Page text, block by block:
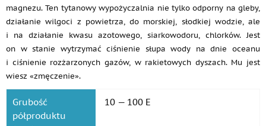
magnezu. Ten tytanowy wypożyczalnia nie tylko odporny na gleby,
działanie wilgoci z powietrza, do morskiej, słodkiej wodzie, ale
i na działanie kwasu azotowego, siarkowodoru, chlorków. Jest
on w stanie wytrzymać ciśnienie słupa wody na dnie oceanu
i ciśnienie rozżarzonych gazów, w rakietowych dyszach. Mu jest
wiesz «zmęczenie».
Grubość
półproduktu
10 — 100 E